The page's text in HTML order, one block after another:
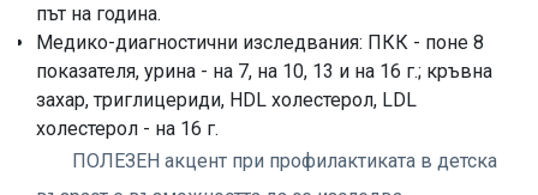
път на година.
Медико-диагностични изследвания: ПКК - поне 8
показателя, урина - на 7, на 10, 13 и на 16 г.; кръвна
захар, триглицериди, HDL холестерол, LDL
холестерол - на 16 г.
ПОЛЕЗЕН акцент при профилактиката в детска